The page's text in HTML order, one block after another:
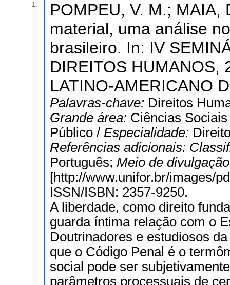
1.
POMPEU, V. M.;
material, uma análise
brasileiro. In: IV
DIREITOS HUMANOS,
LATINO-AMERICANO
Palavras-chave: Direitos
Grande área: Ciências
Público / Especialidade:
Referências adicionais:
Português; Meio de
[http://www.unifor.br/images/
ISSN/ISBN: 2357-9250.
A liberdade, como direito
guarda íntima relação com o
Doutrinadores e estudiosos
que o Código Penal é o
social pode ser
parâmetros processuais de